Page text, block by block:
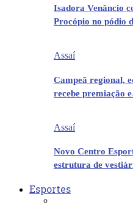
Isadora Venâncio
Procópio no pódio
Assaí
Campeã regional,
recebe premiação
Assaí
Novo Centro
estrutura de
Esportes